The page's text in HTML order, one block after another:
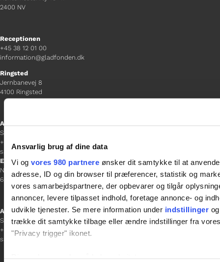
Ansvarlig brug af dine data
Vi og vores 980 partnere ønsker dit samtykke til at
adresse, ID og din browser til præferencer, statistik og
vores samarbejdspartnere, der opbevarer og tilgår
annoncer, levere tilpasset indhold, foretage annonce- og
udvikle tjenester. Se mere information under indstillinger
trække dit samtykke tilbage eller ændre indstillinger fra
"Privacy trigger" ikonet.
2400 NV
Receptionen
+45 38 12 01 00
information@gladfonden.dk
Ringsted
Jernbanevej 8
4100 Ringsted
Afdelingschef
Sacha Lohmann Weiss
+45 40 27 91 11
sacha.lw@gladfonden.dk
Esbjerg
Norgesgade 1, 2. sal
6700 Esbjerg
Afdelingschef
Sanne Hansen
+45 23 69 19 35
sanne.h@gladfonden.dk